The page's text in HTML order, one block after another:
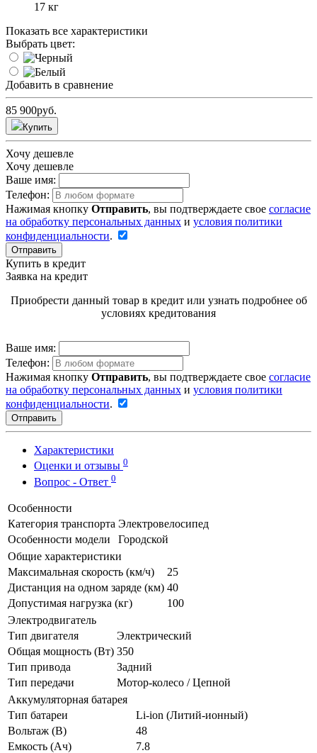
17 кг
Показать все характеристики
Выбрать цвет:
Добавить в сравнение
85 900руб.
Купить
Хочу дешевле
Хочу дешевле
Ваше имя:
Телефон:
Нажимая кнопку Отправить, вы подтверждаете свое согласие
на обработку персональных данных и условия политики
конфиденциальности.
Отправить
Купить в кредит
Заявка на кредит
Приобрести данный товар в кредит или узнать подробнее об
условиях кредитования
Ваше имя:
Телефон:
Нажимая кнопку Отправить, вы подтверждаете свое согласие
на обработку персональных данных и условия политики
конфиденциальности.
Отправить
Характеристики
Оценки и отзывы 0
Вопрос - Ответ 0
Особенности
Категория транспорта Электровелосипед
Особенности модели
Городской
Общие характеристики
Максимальная скорость (км/ч)
25
Дистанция на одном заряде (км) 40
Допустимая нагрузка (кг)
100
Электродвигатель
Тип двигателя
Электрический
Общая мощность (Вт) 350
Тип привода
Задний
Тип передачи
Мотор-колесо / Цепной
Аккумуляторная батарея
Тип батареи
Li-ion (Литий-ионный)
Вольтаж (В)
48
Емкость (Ач)
7.8